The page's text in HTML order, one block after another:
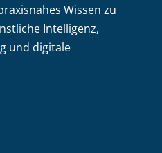
Wissen zu
Intelligenz,
und digitale